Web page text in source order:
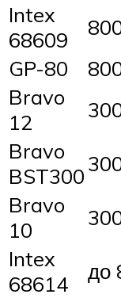
Intex
68609
GP-80
Bravo
12
Bravo
BST300
Bravo
10
Intex
68614
до